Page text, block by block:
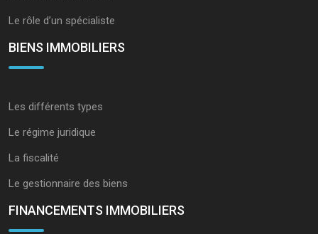
Le rôle d’un spécialiste
BIENS IMMOBILIERS
Les différents types
Le régime juridique
La fiscalité
Le gestionnaire des biens
FINANCEMENTS IMMOBILIERS